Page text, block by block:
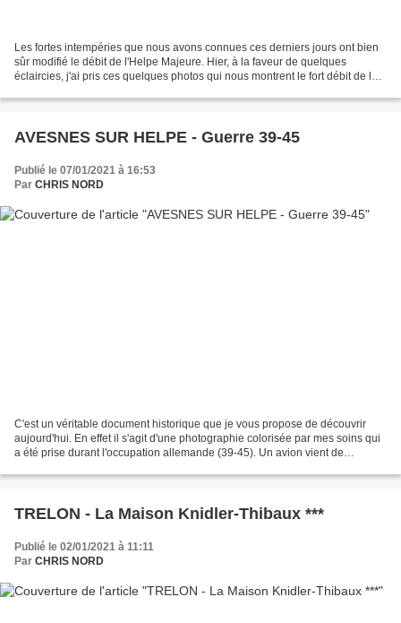
Les fortes intempéries que nous avons connues ces derniers jours ont bien
sûr modifié le débit de l'Helpe Majeure. Hier, à la faveur de quelques
éclaircies, j'ai pris ces quelques photos qui nous montrent le fort débit de la
AVESNES SUR HELPE - Guerre 39-45
Publié le 07/01/2021 à 16:53
Par CHRIS NORD
C'est un véritable document historique que je vous propose de découvrir
aujourd'hui. En effet il s'agit d'une photographie colorisée par mes soins qui
a été prise durant l'occupation allemande (39-45). Un avion vient de
TRELON - La Maison Knidler-Thibaux ***
Publié le 02/01/2021 à 11:11
Par CHRIS NORD